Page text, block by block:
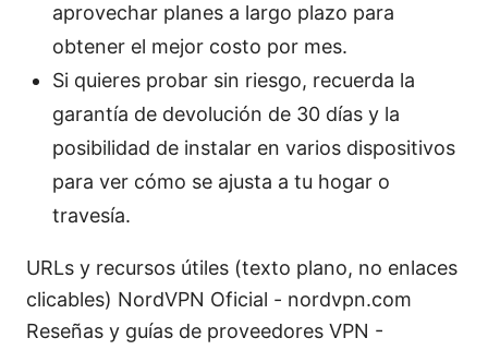
aprovechar planes a largo plazo para
obtener el mejor costo por mes.
Si quieres probar sin riesgo, recuerda la
garantía de devolución de 30 días y la
posibilidad de instalar en varios dispositivos
para ver cómo se ajusta a tu hogar o
travesía.
URLs y recursos útiles (texto plano, no enlaces
clicables) NordVPN Oficial - nordvpn.com
Reseñas y guías de proveedores VPN -